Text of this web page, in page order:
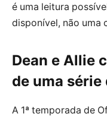
é uma leitura
disponível, não uma
Dean e Allie
de uma
A 1ª temporada de